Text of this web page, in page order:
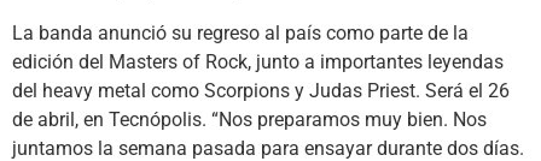
La banda anunció su regreso al país como parte de la
edición del Masters of Rock, junto a importantes leyendas
del heavy metal como Scorpions y Judas Priest. Será el 26
de abril, en Tecnópolis. “Nos preparamos muy bien. Nos
juntamos la semana pasada para ensayar durante dos días.